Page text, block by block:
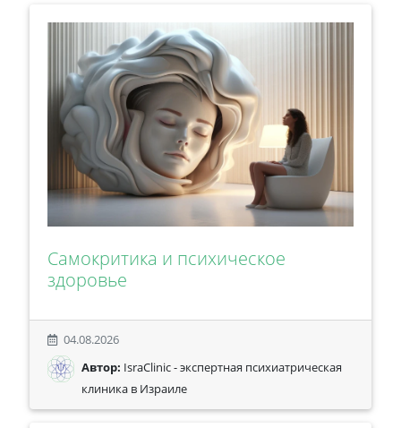
Самокритика и психическое
здоровье
04.08.2026
Автор: IsraClinic - экспертная психиатрическая
клиника в Израиле